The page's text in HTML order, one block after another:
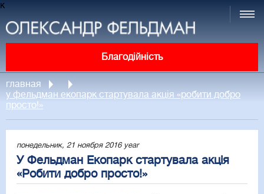
к
Благодійність
главная
у фельдман екопарк стартувала акція «робити добро
просто!»
понедельник, 21 ноября 2016 year
У Фельдман Екопарк стартувала акція
«Робити добро просто!»